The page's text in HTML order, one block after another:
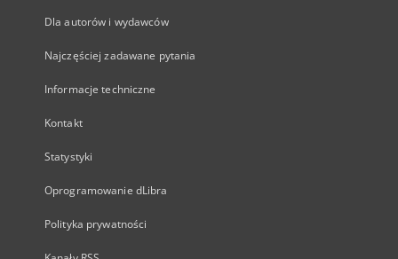
Dla autorów i wydawców
Najczęściej zadawane pytania
Informacje techniczne
Kontakt
Statystyki
Oprogramowanie dLibra
Polityka prywatności